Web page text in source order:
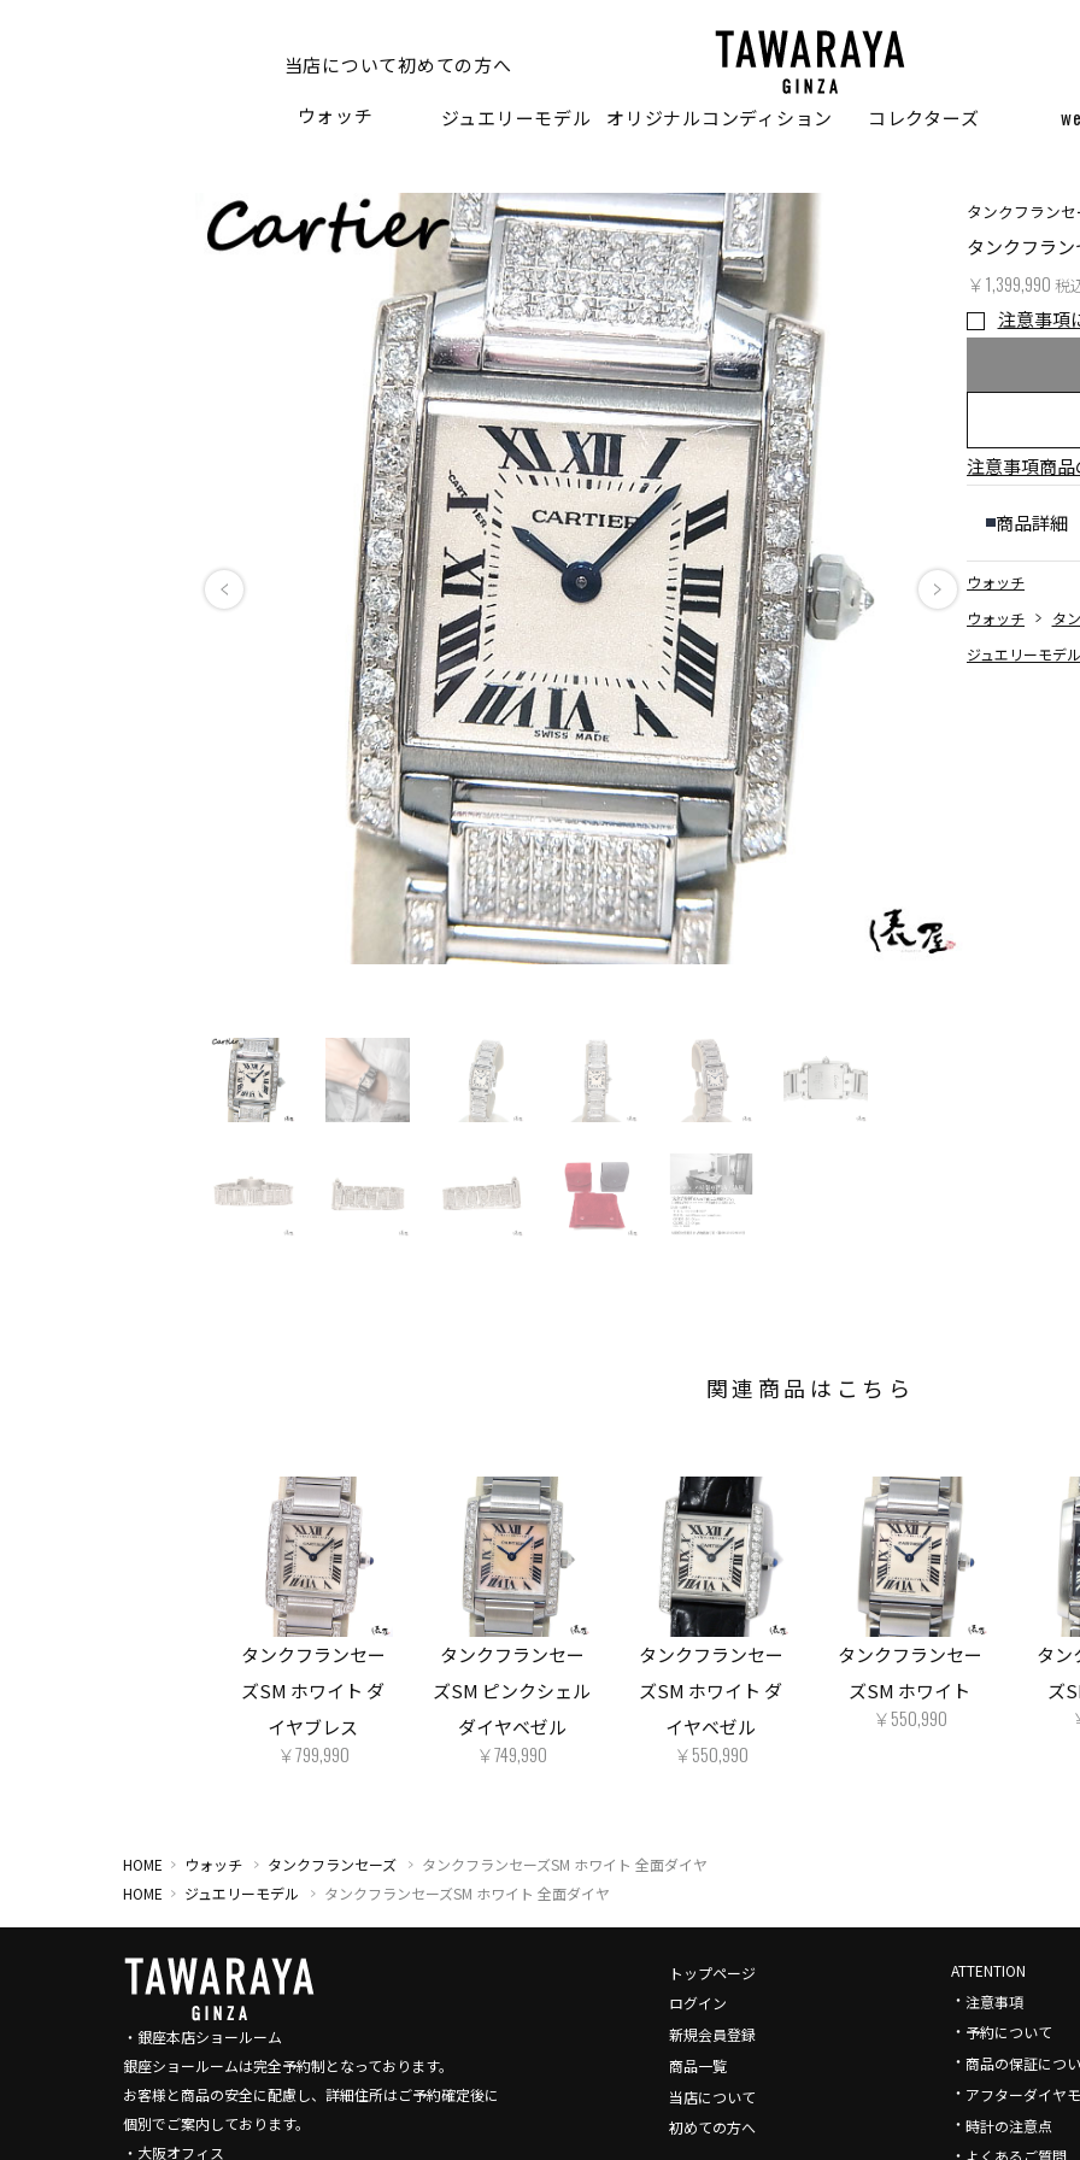
当店について初めての方へ
ウォッチ
ジュエリーモデル オリジナルコンディション コレクターズ
タンクフランセ
タンクフラ
￥1,399,990 税
注意事項
注意事項商
商品詳細
SPECIAL
BRAND /
ウォッチ
ウォッチ
タ
ジュエリーモデル
関連商品はこちら
タンクフランセー
ズSM ホワイト ダ
イヤブレス
￥799,990
タンクフランセー
ズSM ピンクシェル
ダイヤベゼル
￥749,990
タンクフランセー
ズSM ホワイト ダ
イヤベゼル
￥550,990
タンクフランセー
ズSM ホワイト
￥550,990
タン
ズ
HOME ウォッチ タンクフランセーズ
タンクフランセーズSM ホワイト 全面ダイヤ
HOME
ジュエリーモデル タンクフランセーズSM ホワイト 全面ダイヤ
・銀座本店ショールーム
銀座ショールームは完全予約制となっております。
お客様と商品の安全に配慮し、詳細住所はご予約確定後に
個別でご案内しております。
・大阪オフィス
トップページ
ログイン
新規会員登録
商品一覧
当店について
初めての方へ
ATTENTION
・注意事項
・ 予約について
・商品の保証につ
・ アフターダイヤ
・時計の注意点
・